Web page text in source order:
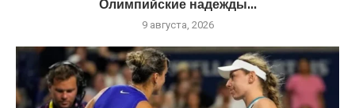
Олимпийские надежды...
9 августа, 2026